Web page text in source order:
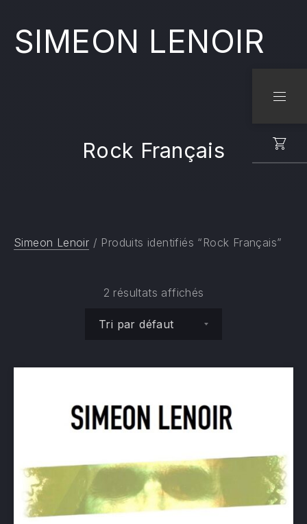
SIMEON LENOIR
Rock Français
Simeon Lenoir / Produits identifiés “Rock Français”
2 résultats affichés